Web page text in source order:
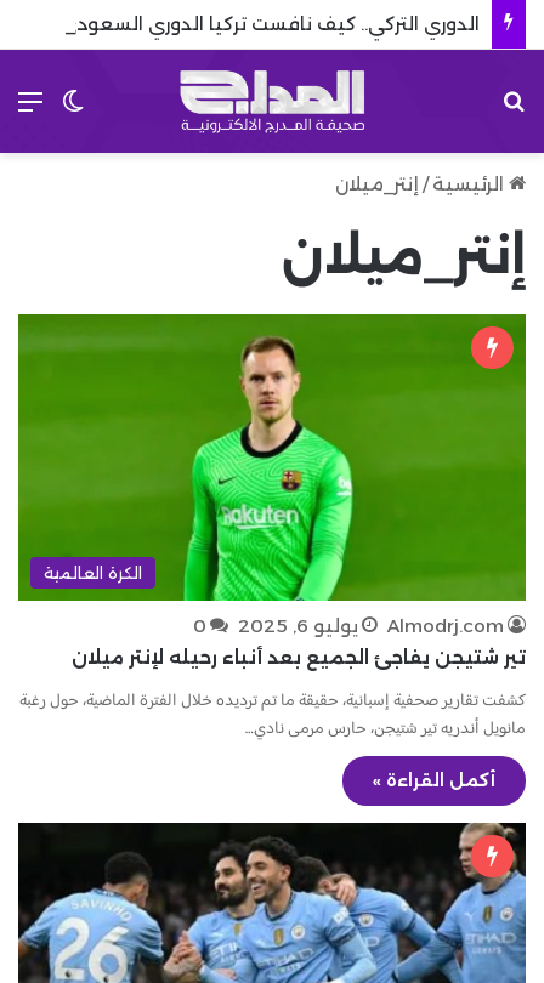
الرئيسية / إنتر_ميلان
إنتر_ميلان
الكرة العالمية
Almodrj.com يوليو 6, 2025
0
تير شتيجن يفاجئ الجميع بعد أنباء رحيله لإنتر ميلان
كشفت تقارير صحفية إسبانية، حقيقة ما تم ترديده خلال الفترة الماضية، حول رغبة
مانويل أندريه تير شتيجن، حارس مرمى نادي…
أكمل القراءة »